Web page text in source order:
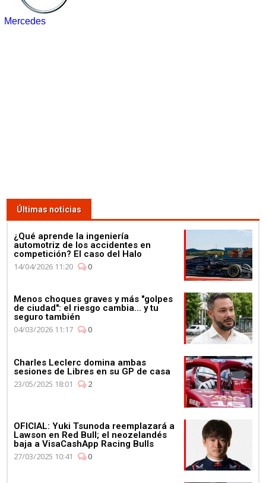
Mercedes
Últimas noticias
¿Qué aprende la ingeniería
automotriz de los accidentes en
competición? El caso del Halo
14/04/2026 11:20
0
Menos choques graves y más "golpes
de ciudad": el riesgo cambia... y tu
seguro también
04/03/2026 11:17
0
Charles Leclerc domina ambas
sesiones de Libres en su GP de casa
23/05/2025 18:01
2
OFICIAL: Yuki Tsunoda reemplazará a
Lawson en Red Bull; el neozelandés
baja a VisaCashApp Racing Bulls
27/03/2025 10:41
0